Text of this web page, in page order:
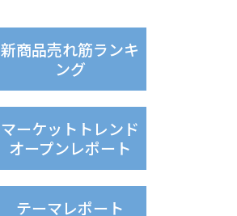
新商品売れ筋ランキ
ング
マーケットトレンド
オープンレポート
テーマレポート